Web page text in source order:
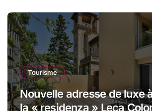
Tourisme
Nouvelle adresse de luxe
la « residenza » Leca